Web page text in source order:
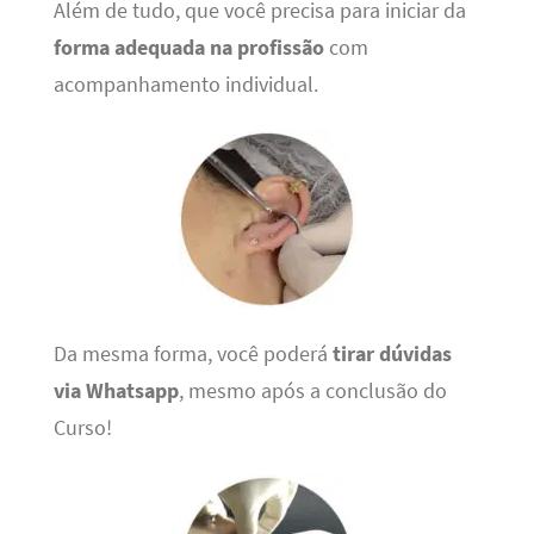
Além de tudo, que você precisa para iniciar da
forma adequada na profissãocom
acompanhamento individual.
Da mesma forma, você poderá tirar dúvidas
via Whatsapp, mesmo após a conclusão do
Curso!